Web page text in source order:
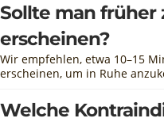
Sollte man früher
erscheinen?
Wir empfehlen, etwa 10–15
erscheinen, um in Ruhe
Welche